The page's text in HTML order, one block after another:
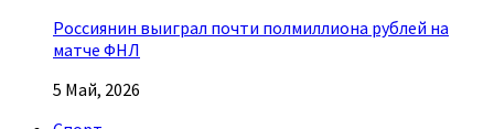
Россиянин выиграл почти полмиллиона рублей на
матче ФНЛ
5 Май, 2026